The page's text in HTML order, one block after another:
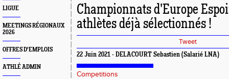
LIGUE
MEETINGS RÉGIONAUX
2026
OFFRES D'EMPLOIS
ATHLÉ ADMIN
Championnats d'Europe
athlètes déjà sélectionnés !
Tweet
22 Juin 2021 - DELACOURT Sebastien (Salarié LNA)
Competitions